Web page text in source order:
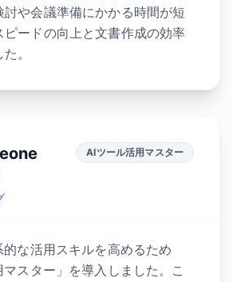
討や会議準備にかかる時間が短
ピードの向上と文書作成の効率
。
AIツール活用マスター
な活用スキルを高めるため
マスター」を導入しました。こ